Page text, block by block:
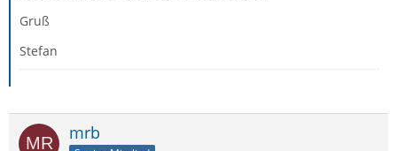
Gruß
Stefan
mrb